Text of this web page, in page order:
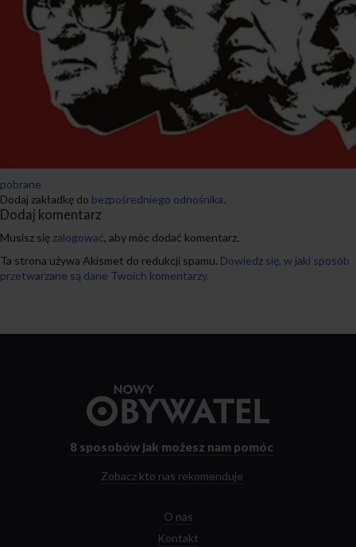
pobrane
Dodaj zakładkę do bezpośredniego odnośnika.
Dodaj komentarz
Musisz się zalogować, aby móc dodać komentarz.
Ta strona używa Akismet do redukcji spamu. Dowiedz się, w jaki sposób
przetwarzane są dane Twoich komentarzy.
strony
8 sposobów jak możesz nam pomóc
Zobacz kto nas rekomenduje
O nas
Kontakt